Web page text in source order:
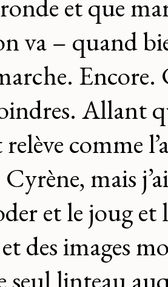
et que
va – quand
Allant
comme
mais
et le joug
des images